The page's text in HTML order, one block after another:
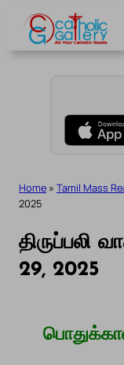
content
Home » Tamil Mass
2025
திருப்பலி
29, 2025